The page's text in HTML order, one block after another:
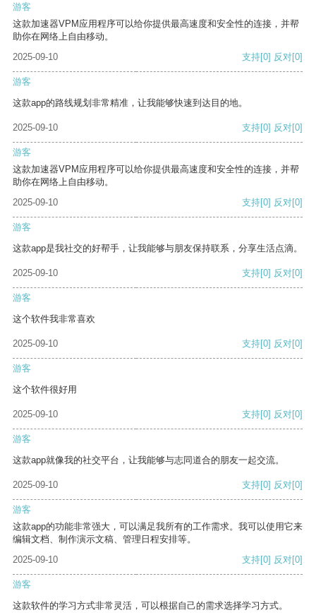
游客
这款加速器VPM应用程序可以给你提供最高速度和安全性的连接，并帮
助你在网络上自由移动。
2025-09-10
支持[0] 反对[0]
游客
这款app的路线规划非常精准，让我能够快速到达目的地。
2025-09-10 支持[0] 反对[0]
游客
这款加速器VPM应用程序可以给你提供最高速度和安全性的连接，并帮
助你在网络上自由移动。
2025-09-10
支持[0] 反对[0]
游客
这款app是我社交的好帮手，让我能够与朋友保持联系，分享生活点滴。
2025-09-10 支持[0] 反对[0]
游客
这个软件我非常喜欢
2025-09-10 支持[0] 反对[0]
游客
这个软件很好用
2025-09-10 支持[0] 反对[0]
游客
这款app就像我的社交平台，让我能够与志同道合的朋友一起交流。
2025-09-10 支持[0] 反对[0]
游客
这款app的功能非常强大，可以满足我所有的工作需求。我可以使用它来
编辑文档、制作演示文稿、管理日程安排等。
2025-09-10
支持[0] 反对[0]
游客
这款软件的学习方式非常灵活，可以根据自己的需求选择学习方式。